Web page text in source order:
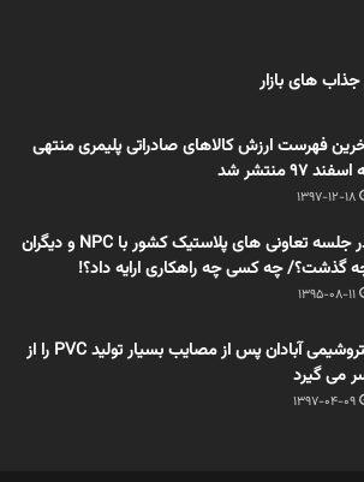
های بازار
فهرست ارزش کالاهای صادراتی پلیمری منتهی
97 منتشر شد
1397-12-18
در جلسه تعاونی های پلاستیک کشور با NPC و دیگران
گذشت؟/ چه کسی چه راهکاری ارایه داد؟!
1395-08-11
پتروشیمی آبادان پس از مصایب بسیار تولید PVC را از
می گیرد
1397-04-09